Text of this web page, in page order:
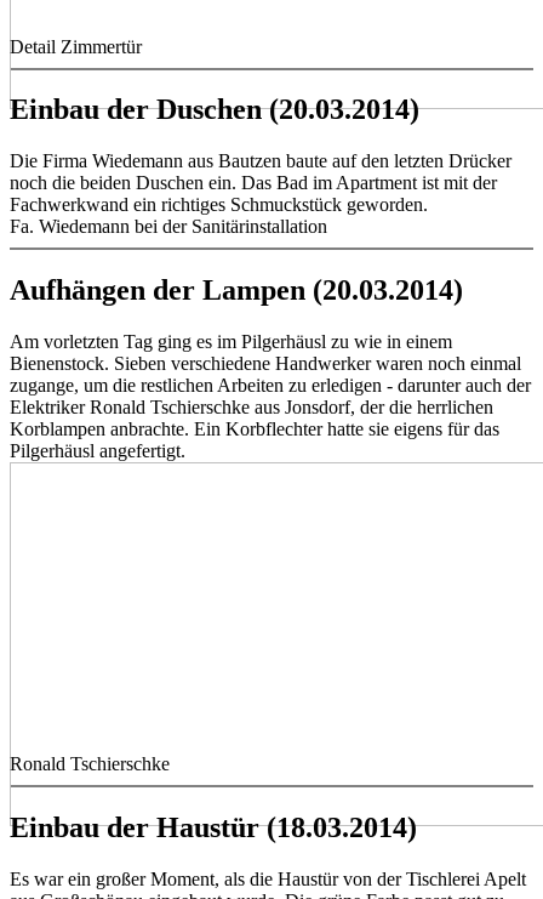
Detail Zimmertür
Einbau der Duschen (20.03.2014)
Die Firma Wiedemann aus Bautzen baute auf den letzten Drücker
noch die beiden Duschen ein. Das Bad im Apartment ist mit der
Fachwerkwand ein richtiges Schmuckstück geworden.
Fa. Wiedemann bei der Sanitärinstallation
Aufhängen der Lampen (20.03.2014)
Am vorletzten Tag ging es im Pilgerhäusl zu wie in einem
Bienenstock. Sieben verschiedene Handwerker waren noch einmal
zugange, um die restlichen Arbeiten zu erledigen - darunter auch der
Elektriker Ronald Tschierschke aus Jonsdorf, der die herrlichen
Korblampen anbrachte. Ein Korbflechter hatte sie eigens für das
Pilgerhäusl angefertigt.
Ronald Tschierschke
Einbau der Haustür (18.03.2014)
Es war ein großer Moment, als die Haustür von der Tischlerei Apelt